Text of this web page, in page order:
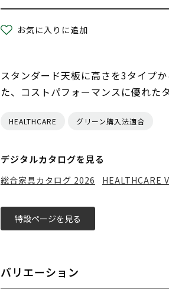
お気に入りに追加
スタンダード天板に高さを3タイプ
た、コストパフォーマンスに優れた
HEALTHCARE グリーン購入法適合
デジタルカタログを見る
総合家具カタログ 2026 HEALTHCARE
特設ページを見る
バリエーション